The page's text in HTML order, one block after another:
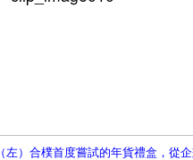
（左）合樸首度嘗試的年貨禮盒，從